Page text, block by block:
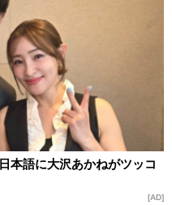
本語に大沢あかねがツッコ
AD